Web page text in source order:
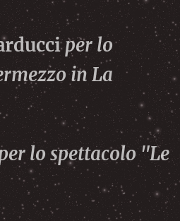
per lo
in La
lo spettacolo "Le